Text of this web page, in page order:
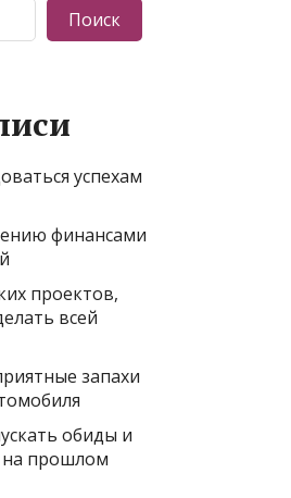
Поиск
успехам
финансами
проектов,
всей
запахи
обиды и
на прошлом